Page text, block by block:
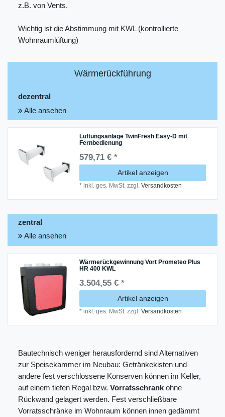
z.B. von Vents.
Wichtig ist die Abstimmung mit KWL (kontrollierte
Wohnraumlüftung)
Wärmerückführung
dezentral
Alle ansehen
Lüftungsanlage TwinFresh Easy-D mit
Fernbedienung
579,71 € *
Artikel anzeigen
*inkl. ges. MwSt. zzgl.Versandkosten
zentral
Alle ansehen
Wärmerückgewinnung Vort Prometeo Plus
HR 400 KWL
3.504,55 € *
Artikel anzeigen
*inkl. ges. MwSt. zzgl.Versandkosten
Bautechnisch weniger herausfordernd sind Alternativen
zur Speisekammer im Neubau: Getränkekisten und
andere fest verschlossene Konserven können im Keller,
auf einem tiefen Regal bzw. Vorratsschrank ohne
Rückwand gelagert werden. Fest verschließbare
Vorratsschränke im Wohnraum können innen gedämmt